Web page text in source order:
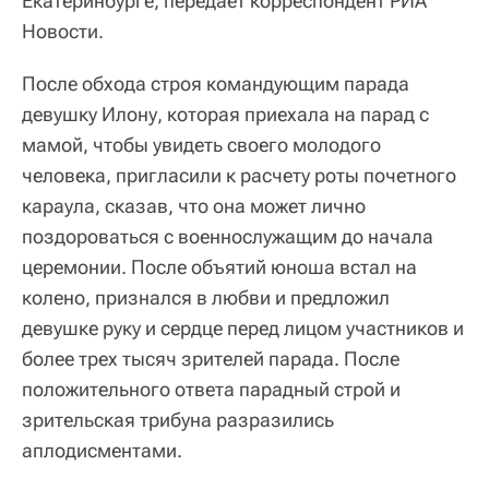
Новости.
После обхода строя командующим парада
девушку Илону, которая приехала на парад с
мамой, чтобы увидеть своего молодого
человека, пригласили к расчету роты почетного
караула, сказав, что она может лично
поздороваться с военнослужащим до начала
церемонии. После объятий юноша встал на
колено, признался в любви и предложил
девушке руку и сердце перед лицом участников и
более трех тысяч зрителей парада. После
положительного ответа парадный строй и
зрительская трибуна разразились
аплодисментами.